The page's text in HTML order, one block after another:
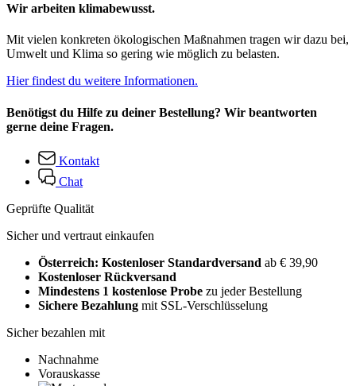
Wir arbeiten klimabewusst.
Mit vielen konkreten ökologischen Maßnahmen tragen wir dazu bei,
Umwelt und Klima so gering wie möglich zu belasten.
Hier findest du weitere Informationen.
Benötigst du Hilfe zu deiner Bestellung? Wir beantworten
gerne deine Fragen.
Kontakt
Chat
Geprüfte Qualität
Sicher und vertraut einkaufen
Österreich: Kostenloser Standardversand ab € 39,90
Kostenloser Rückversand
Mindestens 1 kostenlose Probe zu jeder Bestellung
Sichere Bezahlung mit SSL-Verschlüsselung
Sicher bezahlen mit
Nachnahme
Vorauskasse